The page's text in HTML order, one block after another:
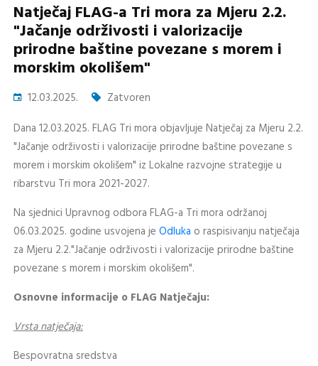
Natječaj FLAG-a Tri mora za Mjeru 2.2.
"Jačanje održivosti i valorizacije
prirodne baštine povezane s morem i
morskim okolišem"
12.03.2025.
Zatvoren
Dana 12.03.2025. FLAG Tri mora objavljuje Natječaj za Mjeru 2.2.
"Jačanje održivosti i valorizacije prirodne baštine povezane s
morem i morskim okolišem" iz Lokalne razvojne strategije u
ribarstvu Tri mora 2021-2027.
Na sjednici Upravnog odbora FLAG-a Tri mora održanoj
06.03.2025. godine usvojena je Odluka o raspisivanju natječaja
za Mjeru 2.2."Jačanje održivosti i valorizacije prirodne baštine
povezane s morem i morskim okolišem".
Osnovne informacije o FLAG Natječaju:
Vrsta natječaja:
Bespovratna sredstva